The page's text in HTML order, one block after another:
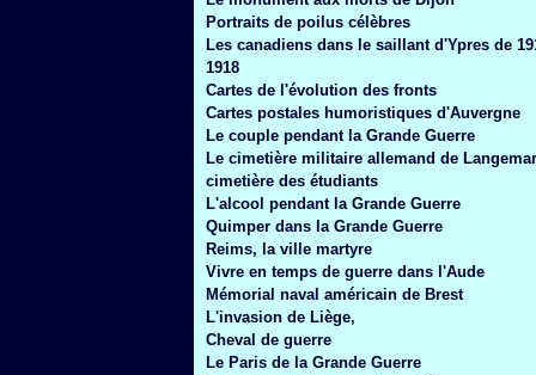
Portraits de poilus célèbres
Les canadiens dans le saillant d'Ypres de
1918
Cartes de l'évolution des fronts
Cartes postales humoristiques d'Auvergne
Le couple pendant la Grande Guerre
Le cimetière militaire allemand de
cimetière des étudiants
L'alcool pendant la Grande Guerre
Quimper dans la Grande Guerre
Reims, la ville martyre
Vivre en temps de guerre dans l'Aude
Mémorial naval américain de Brest
L'invasion de Liège,
Cheval de guerre
Le Paris de la Grande Guerre